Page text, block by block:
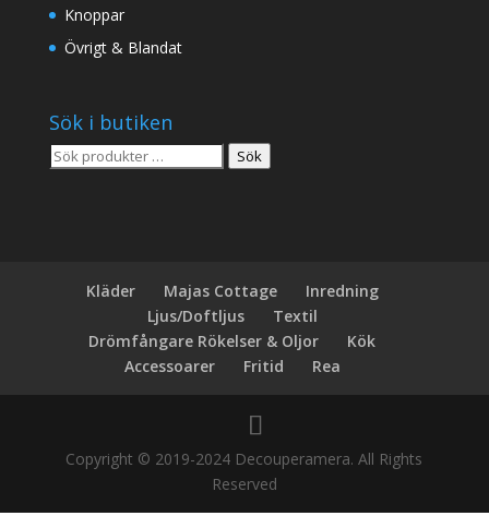
Knoppar
Övrigt & Blandat
Sök i butiken
Sök
Sök
Kläder Majas Cottage
Inredning
Ljus/Doftljus
Textil
Drömfångare Rökelser & Oljor
Kök
Accessoarer
Fritid Rea
Copyright © 2019-2024 Decouperamera. All Rights
Reserved